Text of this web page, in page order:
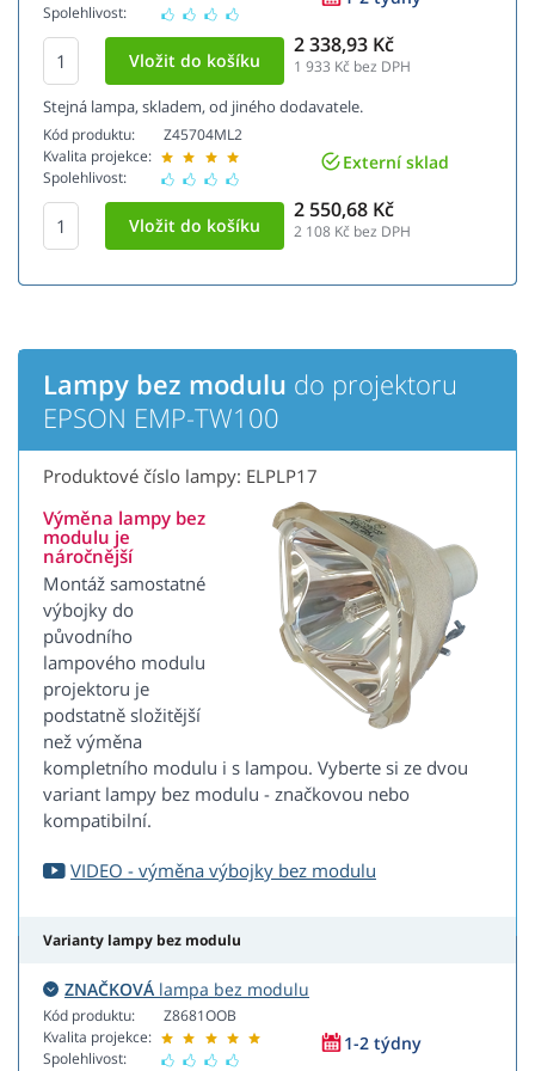
Spolehlivost:
2 338,93 Kč
1 933 Kč bez DPH
Stejná lampa, skladem, od jiného dodavatele.
Kód produktu:
Kvalita projekce:
Spolehlivost:
Z45704ML2
Externí sklad
2 550,68 Kč
2 108 Kč bez DPH
Lampy bez modulu do projektoru
EPSON EMP-TW100
Produktové číslo lampy: ELPLP17
Výměna lampy bez
modulu je
náročnější
Montáž samostatné
výbojky do
původního
lampového modulu
projektoru je
podstatně složitější
než výměna
kompletního modulu i s lampou. Vyberte si ze dvou
variant lampy bez modulu - značkovou nebo
kompatibilní.
VIDEO - výměna výbojky bez modulu
Varianty lampy bez modulu
ZNAČKOVÁ lampa bez modulu
Kód produktu:
Kvalita projekce:
Spolehlivost:
Z8681OOB
1-2 týdny